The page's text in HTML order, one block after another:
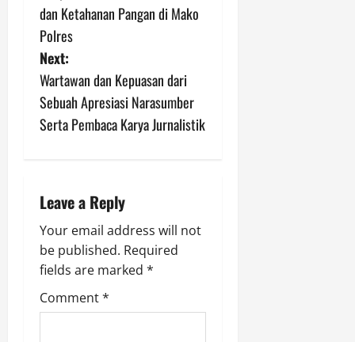
s
t
n
a
g
a
t
i
dan Ketahanan Pangan di Mako
Polres
Next:
Wartawan dan Kepuasan dari
Sebuah Apresiasi Narasumber
Serta Pembaca Karya Jurnalistik
Leave a Reply
Your email address will not
be published. Required
fields are marked *
Comment*